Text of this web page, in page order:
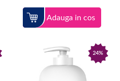
Adauga in cos
24%